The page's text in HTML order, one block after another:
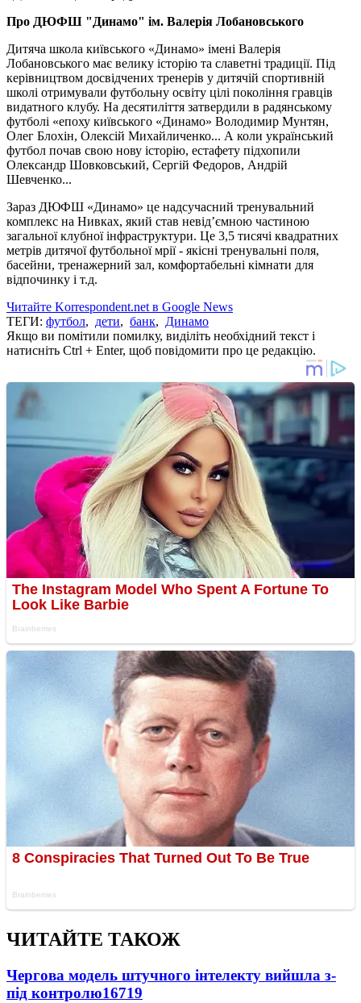
Про ДЮФШ "Динамо" ім. Валерія Лобановського
Дитяча школа київського «Динамо» імені Валерія
Лобановського має велику історію та славетні традиції. Під
керівництвом досвідчених тренерів у дитячій спортивній
школі отримували футбольну освіту цілі покоління гравців
видатного клубу. На десятиліття затвердили в радянському
футболі «епоху київського «Динамо» Володимир Мунтян,
Олег Блохін, Олексій Михайличенко... А коли український
футбол почав свою нову історію, естафету підхопили
Олександр Шовковський, Сергій Федоров, Андрій
Шевченко...
Зараз ДЮФШ «Динамо» це надсучасний тренувальний
комплекс на Нивках, який став невід’ємною частиною
загальної клубної інфраструктури. Це 3,5 тисячі квадратних
метрів дитячої футбольної мрії - якісні тренувальні поля,
басейни, тренажерний зал, комфортабельні кімнати для
відпочинку і т.д.
Читайте Korrespondent.net в Google News
ТЕГИ: футбол, дети, банк, Динамо
Якщо ви помітили помилку, виділіть необхідний текст і
натисніть Ctrl + Enter, щоб повідомити про це редакцію.
ЧИТАЙТЕ ТАКОЖ
Чергова модель штучного інтелекту вийшла з-
під контролю16719